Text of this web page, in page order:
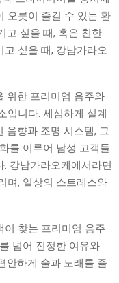
오롯이 즐길 수 있는 환
고 싶을 때, 혹은 친한
싶을 때, 강남가라오
위한 프리미엄 음주와
입니다. 세심하게 설계
음향과 조명 시스템, 그
를 이루어 남성 고객들
강남가라오케에서라면
며, 일상의 스트레스와
이 찾는 프리미엄 음주
넘어 진정한 여유와
안하게 술과 노래를 즐